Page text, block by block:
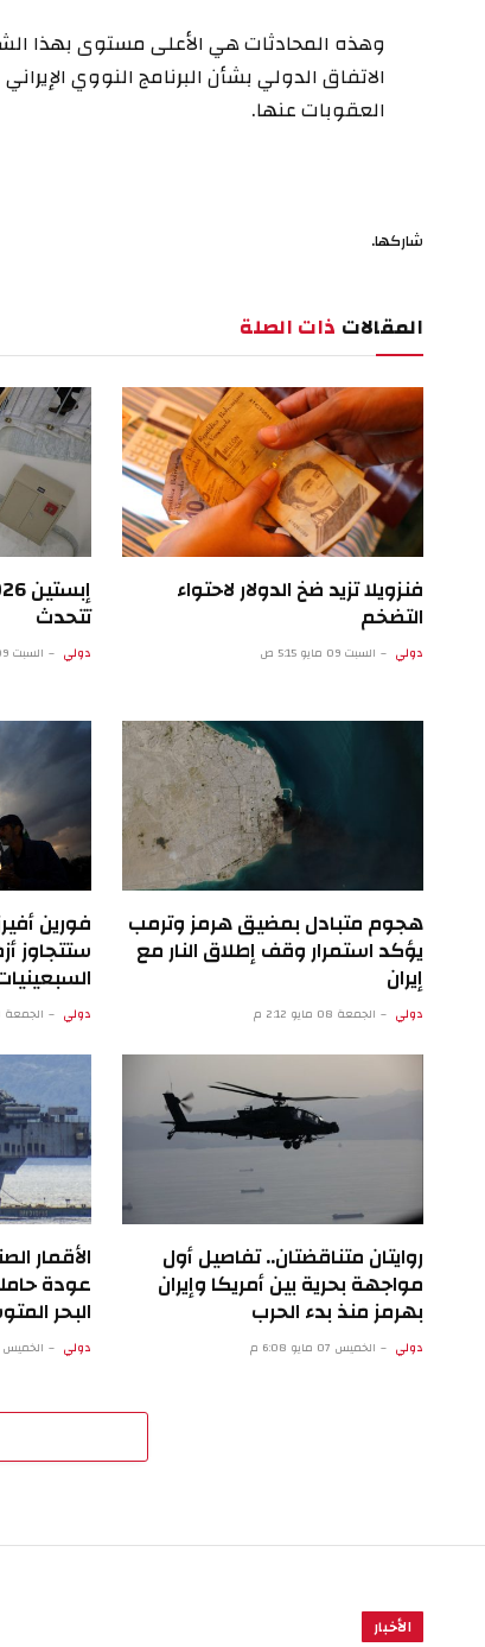
العقوبات عنها.
شاركها.
المقالات ذات الصلة
فنزويلا تزيد ضخ الدولار لاحتواء
التضخم
دولي السبت 09 مايو 5:15 ص
تتحدث
دولي السبت 09 مايو 12:14 ص
هجوم متبادل بمضيق هرمز وترمب
يؤكد استمرار وقف إطلاق النار مع
إيران
دولي الجمعة 08 مايو 2:12 م
فورين
ستتجاوز
دولي الجمعة 08 مايو 9:11 ص
روايتان متناقضتان.. تفاصيل أول
مواجهة بحرية بين أمريكا وإيران
بهرمز منذ بدء الحرب
دولي الخميس 07 مايو 6:08 م
الأقمار
عودة
البحر
دولي الخميس 07 مايو 1:07 م
الأخبار